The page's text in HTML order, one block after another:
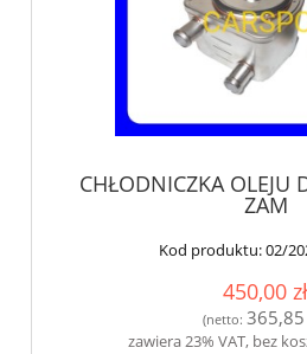
CHŁODNICZKA OLEJU
ZAM
Kod produktu:02/
450,00 zł
(netto: 365,85
zawiera 23% VAT, bez